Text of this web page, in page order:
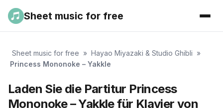
Sheet music for free
Sheet music for free » Hayao Miyazaki & Studio Ghibli »
Princess Mononoke – Yakkle
Laden Sie die Partitur Princess
Mononoke – Yakkle für Klavier von